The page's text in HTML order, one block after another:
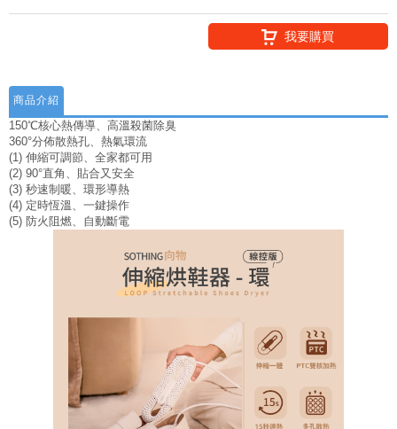
我要購買
商品介紹
150℃核心熱傳導、高溫殺菌除臭
360°分佈散熱孔、熱氣環流
(1) 伸縮可調節、全家都可用
(2) 90°直角、貼合又安全
(3) 秒速制暖、環形導熱
(4) 定時恆溫、一鍵操作
(5) 防火阻燃、自動斷電